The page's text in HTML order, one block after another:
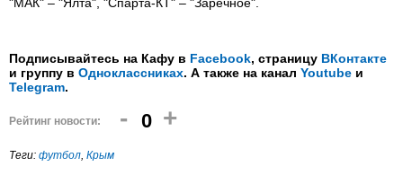
Подписывайтесь на Кафу в Facebook, страницу ВКонтакте
и группу в Одноклассниках. А также на канал Youtube и
Telegram.
Рейтинг новости: - 0 +
Теги: футбол, Крым